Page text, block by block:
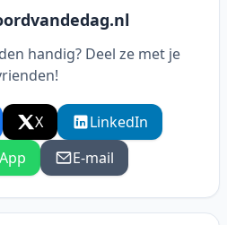
handig? Deel ze met je
X
LinkedIn
E-mail